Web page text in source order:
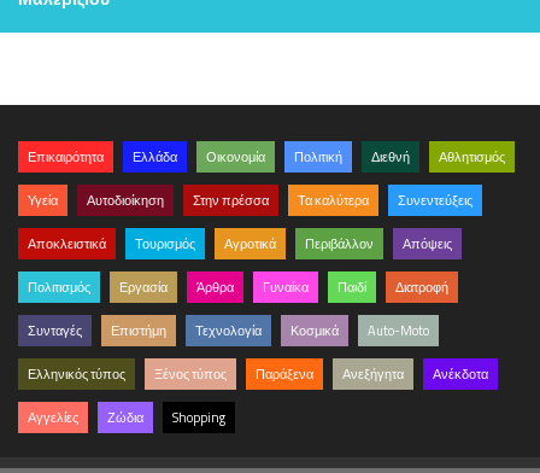
Επικαιρότητα Ελλάδα Οικονομία Πολιτική Διεθνή Αθλητισμός
Υγεία Αυτοδιοίκηση Στην πρέσσα Τα καλύτερα Συνεντεύξεις
Αποκλειστικά Τουρισμός Αγροτικά Περιβάλλον Απόψεις
Πολιτισμός Εργασία Άρθρα Γυναίκα Παιδί Διατροφή
Συνταγές Επιστήμη Τεχνολογία Κοσμικά Auto-Moto
Ελληνικός τύπος Ξένος τύπος Παράξενα Ανεξήγητα Ανέκδοτα
Αγγελίες Ζώδια Shopping